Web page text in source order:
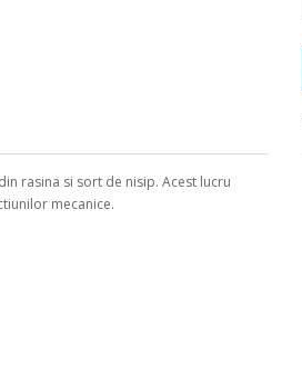
rasina si sort de nisip. Acest lucru
mecanice.